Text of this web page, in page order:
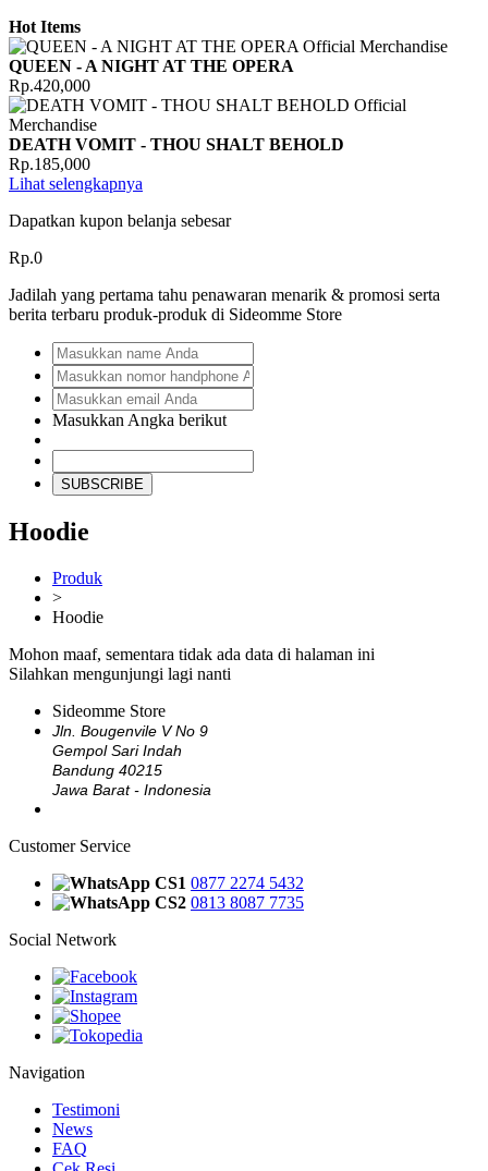
Hot Items
QUEEN - A NIGHT AT THE OPERA
Rp.420,000
DEATH VOMIT - THOU SHALT BEHOLD
Rp.185,000
Lihat selengkapnya
Dapatkan kupon belanja sebesar
Rp.0
Jadilah yang pertama tahu penawaran menarik & promosi serta
berita terbaru produk-produk di Sideomme Store
Masukkan Angka berikut
SUBSCRIBE
Hoodie
Produk
>
Hoodie
Mohon maaf, sementara tidak ada data di halaman ini
Silahkan mengunjungi lagi nanti
Sideomme Store
Jln. Bougenvile V No 9
Gempol Sari Indah
Bandung 40215
Jawa Barat - Indonesia
Customer Service
CS1 0877 2274 5432
CS2 0813 8087 7735
Social Network
Navigation
Testimoni
News
FAQ